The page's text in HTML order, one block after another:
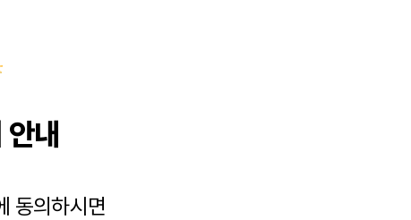
내
동의하시면